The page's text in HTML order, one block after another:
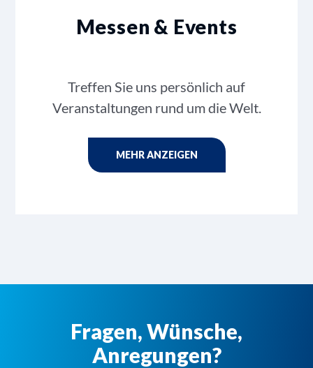
Messen & Events
Treffen Sie uns persönlich auf
Veranstaltungen rund um die Welt.
MEHR ANZEIGEN
Fragen, Wünsche,
Anregungen?